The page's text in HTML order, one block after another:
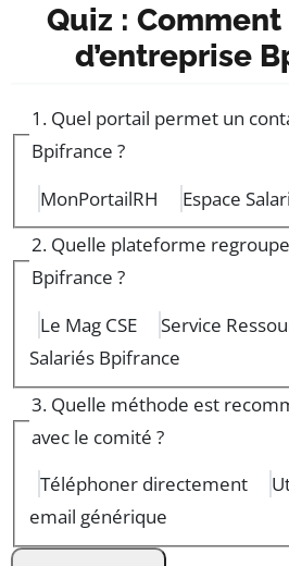
Quiz :
d’entreprise
1. Quel portail permet un
Bpifrance ?
MonPortailRH
Espace
2. Quelle plateforme
Bpifrance ?
Le Mag CSE
Service
Salariés Bpifrance
3. Quelle méthode est
avec le comité ?
Téléphoner directement
email générique